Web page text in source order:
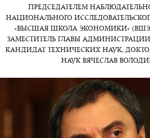
ПРЕДСЕДАТЕЛЕМ
НАЦИОНАЛЬНОГО
«ВЫСШАЯ ШКОЛА ЭКОНОМИКИ»
ЗАМЕСТИТЕЛЬ ГЛАВЫ
КАНДИДАТ ТЕХНИЧЕСКИХ НАУК,
НАУК ВЯЧЕСЛАВ